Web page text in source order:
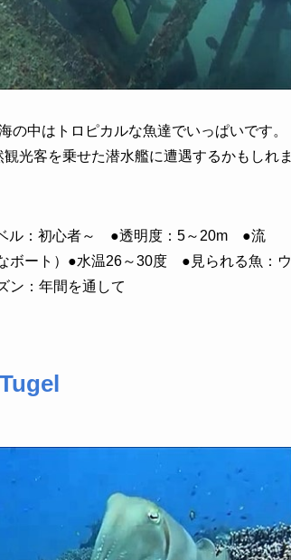
中はトロピカルな魚達でいっぱいです。
光客を乗せた潜水艦に遭遇するかもしれま
ル：初心者～ ●透明度：5～20m ●流
ボート）●水温26～30度 ●見られる魚：ウ
ン：年間を通して